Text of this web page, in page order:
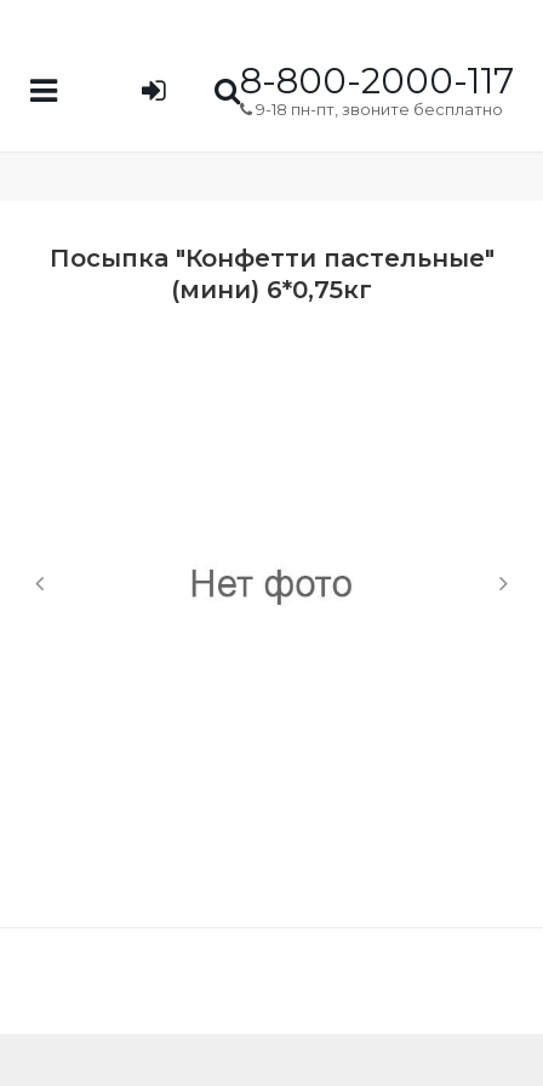
8-800-2000-117
9-18 пн-пт, звоните бесплатно
Посыпка "Конфетти пастельные"
(мини) 6*0,75кг